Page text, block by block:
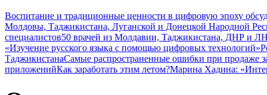
Воспитание и традиционные ценности в цифровую эпоху
Молдовы, Таджикистана, Луганской и Донецкой Народной
специалистов50 врачей из Молдавии, Таджикистана, ДНР и
«Изучение русского языка с помощью цифровых технологий»
ТаджикистанаСамые распространенные ошибки при продаже
приложенийКак заработать этим летом?Марина Хадина: